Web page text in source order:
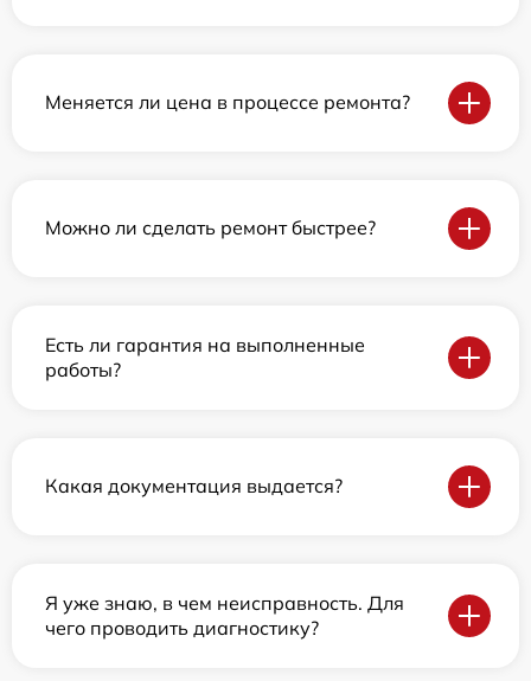
Меняется ли цена в процессе ремонта?
Можно ли сделать ремонт быстрее?
Есть ли гарантия на выполненные
работы?
Какая документация выдается?
Я уже знаю, в чем неисправность. Для
чего проводить диагностику?